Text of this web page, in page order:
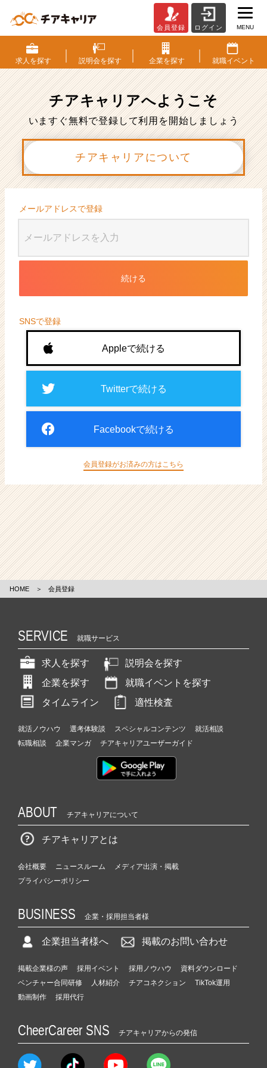
員
登
録
ベ
ン
チ
ャ
成
企
か
ら
ス
カ
ウ
届
活
サ
ト
ア
キ
リ
ア
会員登録 ログイン MENU
求人を探す 説明会を探す 企業を探す 就職イベント
チアキャリアへようこそ
いますぐ無料で登録して利用を開始しましょう
チアキャリアについて
メールアドレスで登録
続ける
SNSで登録
Appleで続ける
Twitterで続ける
Facebookで続ける
会員登録がお済みの方はこちら
HOME ＞ 会員登録
SERVICE 就職サービス
求人を探す
説明会を探す
企業を探す
就職イベントを探す
タイムライン
適性検査
就活ノウハウ 選考体験談 スペシャルコンテンツ
就活相談
転職相談
企業マンガ チアキャリアユーザーガイド
ABOUT チアキャリアについて
チアキャリアとは
会社概要 ニュースルーム
メディア出演・掲載
プライバシーポリシー
BUSINESS 企業・採用担当者様
企業担当者様へ 掲載のお問い合わせ
掲載企業様の声 採用イベント 採用ノウハウ
資料ダウンロード
ベンチャー合同研修
人材紹介 チアコネクション
TikTok運用
動画制作
採用代行
CheerCareer SNS チアキャリアからの発信